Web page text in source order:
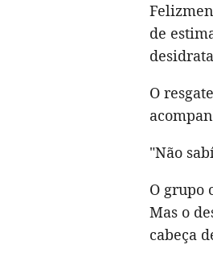
de
O
"Não
O grupo
Mas o
cabeça